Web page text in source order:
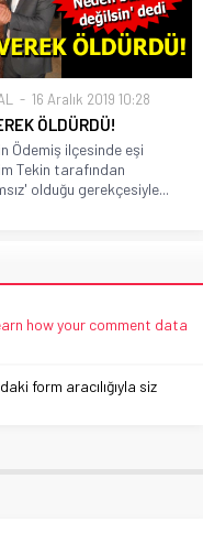
16 Aralık 2019 10:28
ÖLDÜRDÜ!
Ödemiş ilçesinde eşi
Tekin tarafından
olduğu gerekçesiyle...
how your comment data
form aracılığıyla siz